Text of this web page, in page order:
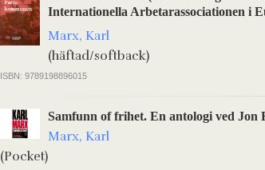
Internationella Arbetarassociationen i
Marx, Karl
(häftad/softback)
ISBN: 9789198896015
Samfunn of frihet. En antologi ved Jon
Marx, Karl
(Pocket)